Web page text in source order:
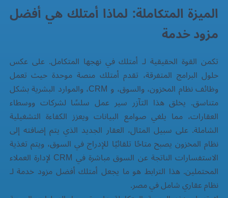
الميزة المتكاملة: لماذا أمتلك هي أفضل
مزود خدمة
تكمن القوة الحقيقية لـ أمتلك في نهجها المتكامل. على عكس
حلول البرامج المتفرقة، تقدم أمتلك منصة موحدة حيث تعمل
وظائف نظام المخزون، والسوق، و CRM، والموارد البشرية بشكل
متناسق. يخلق هذا التآزر سير عمل سلسًا لشركات ووسطاء
العقارات، مما يلغي صوامع البيانات ويعزز الكفاءة التشغيلية
الشاملة. على سبيل المثال، العقار الجديد الذي يتم إضافته إلى
نظام المخزون يصبح متاحًا تلقائيًا للإدراج في السوق، ويتم تغذية
الاستفسارات الناتجة عن السوق مباشرة في CRM لإدارة العملاء
المحتملين. هذا الترابط هو ما يجعل أمتلك أفضل مزود خدمة لـ
نظام عقاريشامل في مصر.